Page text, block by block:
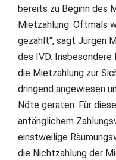
bereits zu Beginn des
Mietzahlung. Oftmals
gezahlt", sagt Jürgen
des IVD.
die Mietzahlung zur
dringend angewiesen
Nöte geraten. Für
anfänglichem
einstweilige
die Nichtzahlung der